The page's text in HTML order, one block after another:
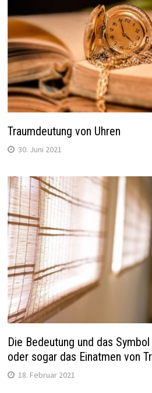
Traumdeutung von Uhren
30. Juni 2021
Die Bedeutung und das
oder sogar das Einatmen von
18. Februar 2021